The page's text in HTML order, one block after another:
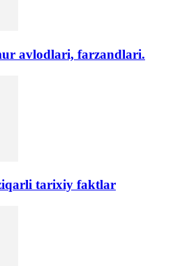
avlodlari, farzandlari.
tarixiy faktlar